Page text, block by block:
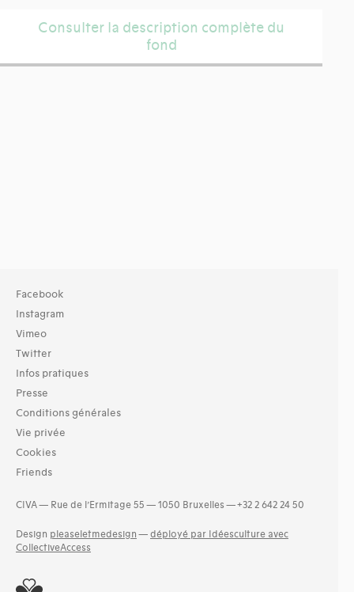
Consulter la description complète du
fond
Facebook
Instagram
Vimeo
Twitter
Infos pratiques
Presse
Conditions générales
Vie privée
Cookies
Friends
CIVA — Rue de l’Ermitage 55 — 1050 Bruxelles — +32 2 642 24 50
Design pleaseletmedesign — déployé par Idéesculture avec
CollectiveAccess